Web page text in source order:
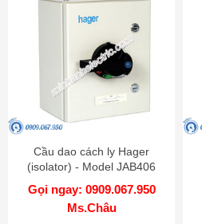
Cầu dao cách ly Hager
(isolator) - Model JAB406
Gọi ngay: 0909.067.950
Ms.Châu